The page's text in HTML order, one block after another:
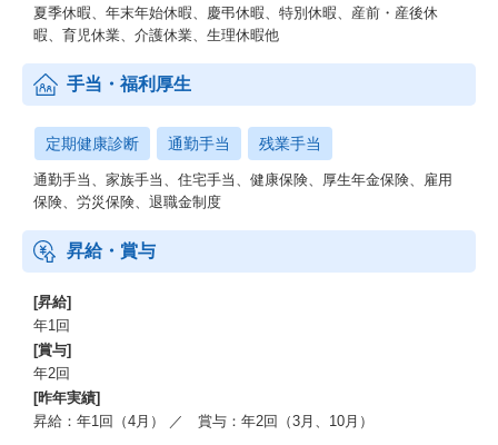
夏季休暇、年末年始休暇、慶弔休暇、特別休暇、産前・産後休
暇、育児休業、介護休業、生理休暇他
手当・福利厚生
定期健康診断 通勤手当 残業手当
通勤手当、家族手当、住宅手当、健康保険、厚生年金保険、雇用
保険、労災保険、退職金制度
昇給・賞与
[昇給]
年1回
[賞与]
年2回
[昨年実績]
昇給：年1回（4月） ／ 賞与：年2回（3月、10月）